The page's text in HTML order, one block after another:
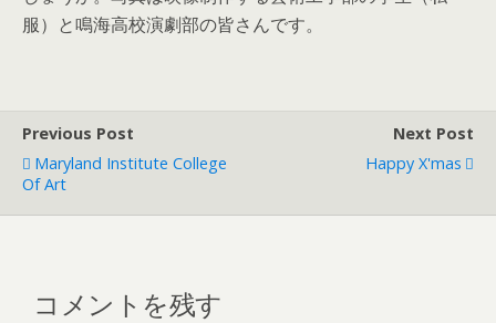
服）と鳴海高校演劇部の皆さんです。
Previous Post
Maryland Institute College
Of Art
Next Post
Happy X'mas
コメントを残す